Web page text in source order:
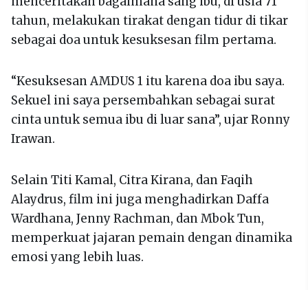
tahun, melakukan tirakat dengan tidur di tikar
sebagai doa untuk kesuksesan film pertama.
“Kesuksesan AMDUS 1 itu karena doa ibu saya.
Sekuel ini saya persembahkan sebagai surat
cinta untuk semua ibu di luar sana”, ujar Ronny
Irawan.
Selain Titi Kamal, Citra Kirana, dan Faqih
Alaydrus, film ini juga menghadirkan Daffa
Wardhana, Jenny Rachman, dan Mbok Tun,
memperkuat jajaran pemain dengan dinamika
emosi yang lebih luas.